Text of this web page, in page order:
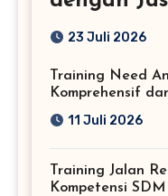
Profesional
23 Juli 2026
Training Need
Komprehensif
11 Juli 2026
Training Jalan
Kompetensi SDM